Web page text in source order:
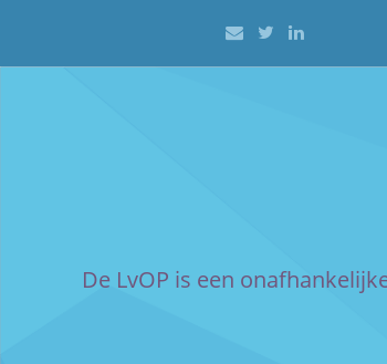
De LvOP is een